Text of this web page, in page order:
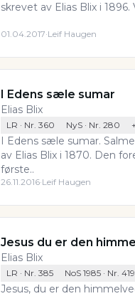
skrevet av Elias Blix i
01.04.2017·Leif Haugen
I Edens sæle sumar
Elias Blix
LR · Nr. 360 NyS · Nr. 280 +
I Edens sæle sumar.
av Elias Blix i 1870. Den
første..
26.11.2016·Leif Haugen
Jesus du er den
Elias Blix
LR · Nr. 385 NoS 1985 · Nr. 419
Jesus, du er den